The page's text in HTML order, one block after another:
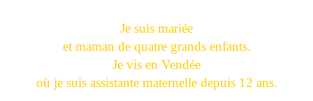
Je suis mariée
et maman de quatre grands enfants.
Je vis en Vendée
où je suis assistante maternelle depuis 12 ans.